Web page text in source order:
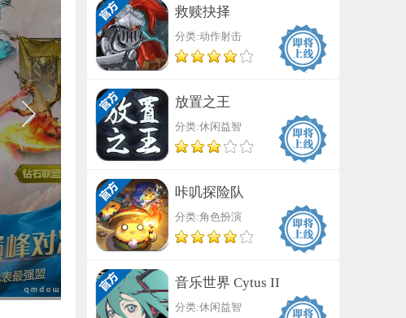
救赎抉择
分类:动作射击
放置之王
分类:休闲益智
咔叽探险队
分类:角色扮演
音乐世界 Cytus II
分类:休闲益智